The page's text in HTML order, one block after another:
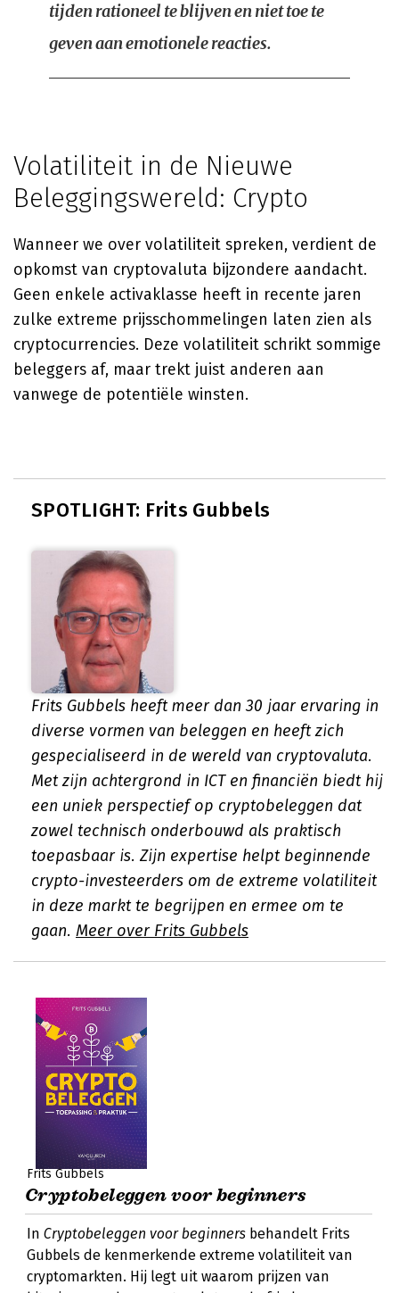
tijden rationeel te blijven en niet toe te
geven aan emotionele reacties.
Volatiliteit in de Nieuwe
Beleggingswereld: Crypto
Wanneer we over volatiliteit spreken, verdient de
opkomst van cryptovaluta bijzondere aandacht.
Geen enkele activaklasse heeft in recente jaren
zulke extreme prijsschommelingen laten zien als
cryptocurrencies. Deze volatiliteit schrikt sommige
beleggers af, maar trekt juist anderen aan
vanwege de potentiële winsten.
SPOTLIGHT: Frits Gubbels
Frits Gubbels heeft meer dan 30 jaar ervaring in
diverse vormen van beleggen en heeft zich
gespecialiseerd in de wereld van cryptovaluta.
Met zijn achtergrond in ICT en financiën biedt hij
een uniek perspectief op cryptobeleggen dat
zowel technisch onderbouwd als praktisch
toepasbaar is. Zijn expertise helpt beginnende
crypto-investeerders om de extreme volatiliteit
in deze markt te begrijpen en ermee om te
gaan. Meer over Frits Gubbels
Frits Gubbels
Cryptobeleggen voor beginners
In Cryptobeleggen voor beginners behandelt Frits
Gubbels de kenmerkende extreme volatiliteit van
cryptomarkten. Hij legt uit waarom prijzen van